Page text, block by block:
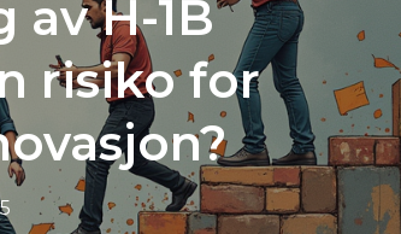
H-1B
risiko for